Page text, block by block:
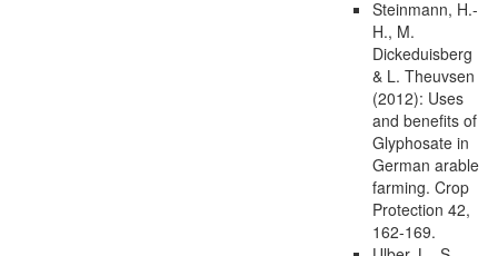
Steinmann, H.-
H., M.
Dickeduisberg
& L. Theuvsen
(2012): Uses
and benefits of
Glyphosate in
German arable
farming. Crop
Protection 42,
162-169.